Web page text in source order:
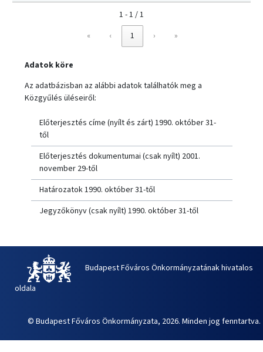
1 - 1 / 1
«
‹ 1 › »
Adatok köre
Az adatbázisban az alábbi adatok találhatók meg a
Közgyűlés üléseiről:
Előterjesztés címe (nyílt és zárt) 1990. október 31-
től
Előterjesztés dokumentumai (csak nyílt) 2001.
november 29-től
Határozatok 1990. október 31-től
Jegyzőkönyv (csak nyílt) 1990. október 31-től
Budapest Főváros Önkormányzatának hivatalos
oldala
© Budapest Főváros Önkormányzata, 2026. Minden jog fenntartva.